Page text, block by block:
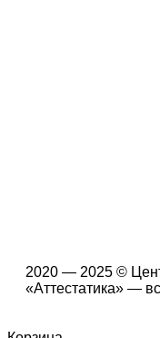
Лицензия на
2020 — 2025 ©
«Аттестатика» —